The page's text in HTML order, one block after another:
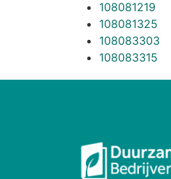
108081219
108081325
108083303
108083315